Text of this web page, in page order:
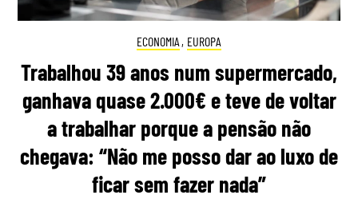
ECONOMIA , EUROPA
Trabalhou 39 anos num supermercado,
ganhava quase 2.000€ e teve de voltar
a trabalhar porque a pensão não
chegava: “Não me posso dar ao luxo de
ficar sem fazer nada”